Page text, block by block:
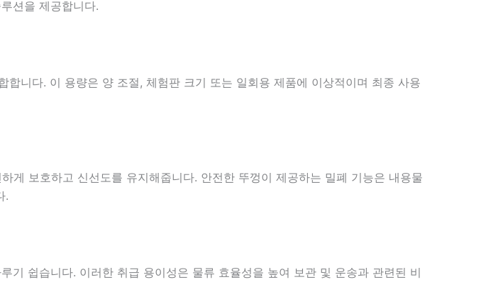
션을 제공합니다.
니다. 이 용량은 양 조절, 체험판 크기 또는 일회용 제품에 이상적이며 최종 사용
게 보호하고 신선도를 유지해줍니다. 안전한 뚜껑이 제공하는 밀폐 기능은 내용물
.
기 쉽습니다. 이러한 취급 용이성은 물류 효율성을 높여 보관 및 운송과 관련된 비